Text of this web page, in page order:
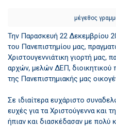
μέγεθος
Την Παρασκευή 22 Δεκεμβρίου
του Πανεπιστημίου μας,
Χριστουγεννιάτικη γιορτή μας,
αρχών, μελών ΔΕΠ,
της Πανεπιστημιακής μας
Σε ιδιαίτερα ευχάριστο
ευχές για τα Χριστούγεννα και
ήπιαν και διασκέδασαν με πολύ